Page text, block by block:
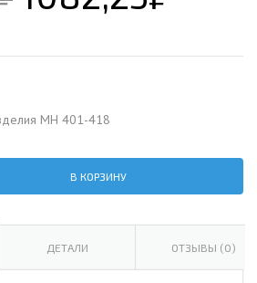
МН 401-418
В КОРЗИНУ
ДЕТАЛИ ОТЗЫВЫ (0)